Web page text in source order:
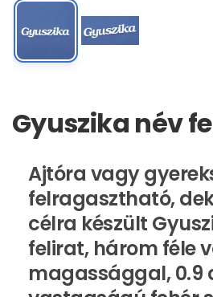
Gyuszika név
Ajtóra vagy
felragasztható,
célra készült
felirat, három féle
magassággal, 0.9